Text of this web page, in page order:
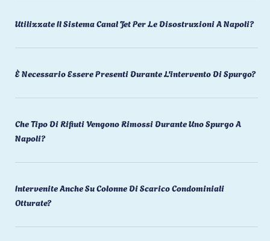
Utilizzate Il Sistema Canal Jet Per Le Disostruzioni A Napoli?
È Necessario Essere Presenti Durante L'intervento Di Spurgo?
Che Tipo Di Rifiuti Vengono Rimossi Durante Uno Spurgo A
Napoli?
Intervenite Anche Su Colonne Di Scarico Condominiali
Otturate?